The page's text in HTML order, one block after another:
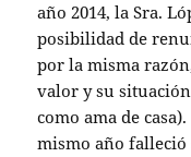
año 2014, la Sra.
posibilidad de
por la misma
valor y su
como ama de
mismo año falleció